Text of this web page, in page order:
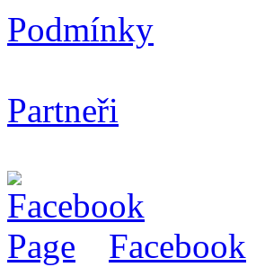
Podmínky
Partneři
Facebook